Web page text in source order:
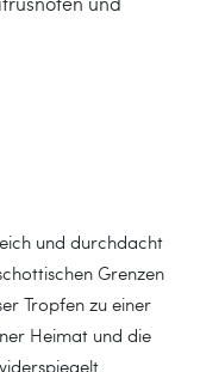
und durchdacht
Grenzen
Tropfen zu einer
Heimat und die